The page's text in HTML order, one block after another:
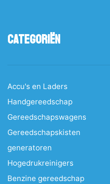
Categoriën
Accu's en Laders
Handgereedschap
Gereedschapswagens
Gereedschapskisten
generatoren
Hogedrukreinigers
Benzine gereedschap